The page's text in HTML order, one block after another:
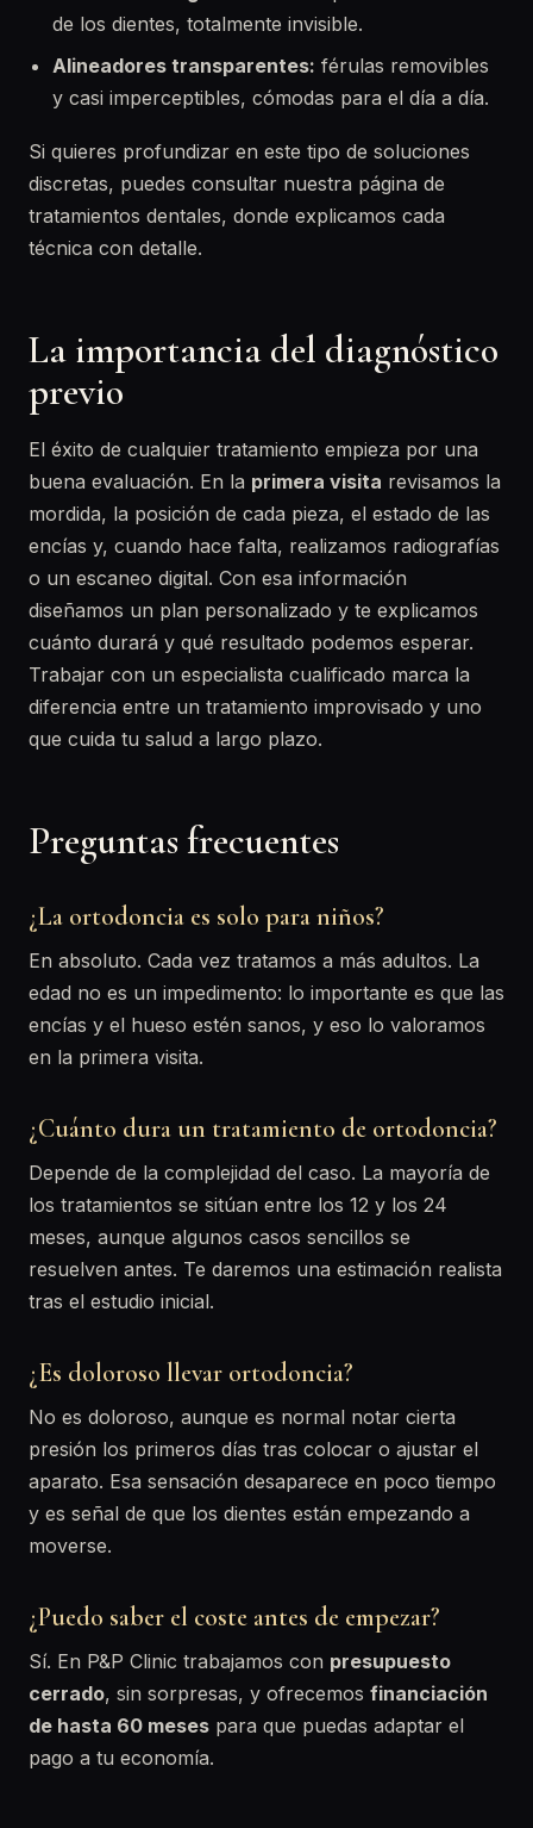
de los dientes, totalmente invisible.
Alineadores transparentes: férulas removibles
y casi imperceptibles, cómodas para el día a día.
Si quieres profundizar en este tipo de soluciones
discretas, puedes consultar nuestra página de
tratamientos dentales, donde explicamos cada
técnica con detalle.
La importancia del diagnóstico
previo
El éxito de cualquier tratamiento empieza por una
buena evaluación. En la primera visita revisamos la
mordida, la posición de cada pieza, el estado de las
encías y, cuando hace falta, realizamos radiografías
o un escaneo digital. Con esa información
diseñamos un plan personalizado y te explicamos
cuánto durará y qué resultado podemos esperar.
Trabajar con un especialista cualificado marca la
diferencia entre un tratamiento improvisado y uno
que cuida tu salud a largo plazo.
Preguntas frecuentes
¿La ortodoncia es solo para niños?
En absoluto. Cada vez tratamos a más adultos. La
edad no es un impedimento: lo importante es que las
encías y el hueso estén sanos, y eso lo valoramos
en la primera visita.
¿Cuánto dura un tratamiento de ortodoncia?
Depende de la complejidad del caso. La mayoría de
los tratamientos se sitúan entre los 12 y los 24
meses, aunque algunos casos sencillos se
resuelven antes. Te daremos una estimación realista
tras el estudio inicial.
¿Es doloroso llevar ortodoncia?
No es doloroso, aunque es normal notar cierta
presión los primeros días tras colocar o ajustar el
aparato. Esa sensación desaparece en poco tiempo
y es señal de que los dientes están empezando a
moverse.
¿Puedo saber el coste antes de empezar?
Sí. En P&P Clinic trabajamos con presupuesto
cerrado, sin sorpresas, y ofrecemos financiación
de hasta 60 meses para que puedas adaptar el
pago a tu economía.